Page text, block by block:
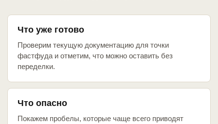
Что уже готово
Проверим текущую документацию для точки
фастфуда и отметим, что можно оставить без
переделки.
Что опасно
Покажем пробелы, которые чаще всего приводят